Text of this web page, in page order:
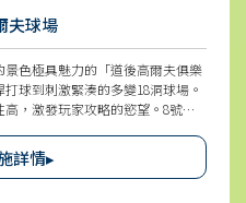
夫球場
色極具魅力的「道後高爾夫俱樂
球到刺激緊湊的多變18洞球場。
，激發玩家攻略的慾望。8號洞
詳情▸